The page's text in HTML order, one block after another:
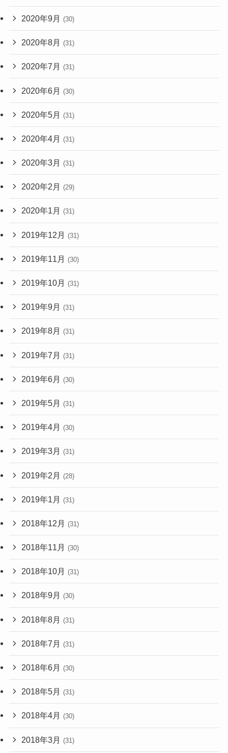
2020年9月 (30)
2020年8月 (31)
2020年7月 (31)
2020年6月 (30)
2020年5月 (31)
2020年4月 (31)
2020年3月 (31)
2020年2月 (29)
2020年1月 (31)
2019年12月 (31)
2019年11月 (30)
2019年10月 (31)
2019年9月 (31)
2019年8月 (31)
2019年7月 (31)
2019年6月 (30)
2019年5月 (31)
2019年4月 (30)
2019年3月 (31)
2019年2月 (28)
2019年1月 (31)
2018年12月 (31)
2018年11月 (30)
2018年10月 (31)
2018年9月 (30)
2018年8月 (31)
2018年7月 (31)
2018年6月 (30)
2018年5月 (31)
2018年4月 (30)
2018年3月 (31)